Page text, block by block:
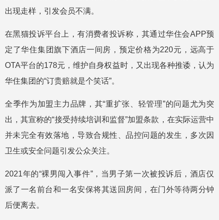
出现走样，引发会员不满。
在黑猫投诉平台上，有消费者投诉称，其通过华住会APP预
定了华住集团旗下酒店一间房，预定价格为220元，远高于
OTA平台的178元，维护自身权益时，又出现各种推诿，认为
华住集团的“订贵赔就是个笑话”。
全季作为加盟主力品牌，其“重扩张、轻管理”的问题尤为突
出，其宣称的“接受持续培训和监督”加盟条款，在实际运营中
并未完全有效落地，导致合规性、品控问题的发生，多次因
卫生或安全问题引发公众关注。
2021年的“裸男闯入事件”，当男子第一次被投诉后，酒店仅
派了一名前台和一名安保将其送回房间，在门外等待两分钟
后便离去。